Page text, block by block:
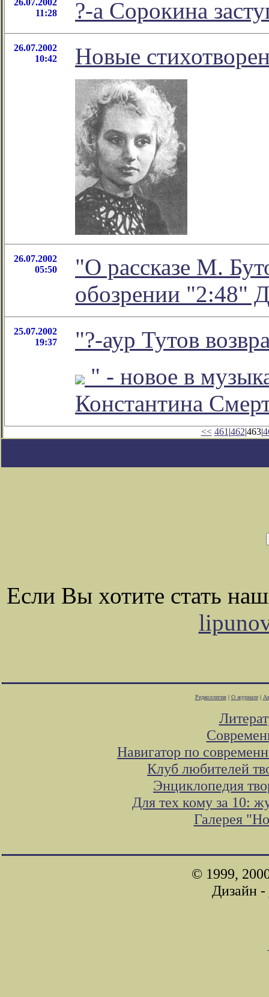
26.07.2002
11:28
?-а Сорокина
26.07.2002
10:42
Новые
26.07.2002
05:50
"О рассказе М.
обозрении "2:48"
25.07.2002
19:37
"?-аур Тутов
" - новое в
Константина
<< 461 |462|463|
Если Вы хотите стать
Редколлегия| О журнале|
Навигатор по
Клуб любителей
Энциклопедия
Для тех кому за 10:
Галерея
© 1999,
Дизайн -